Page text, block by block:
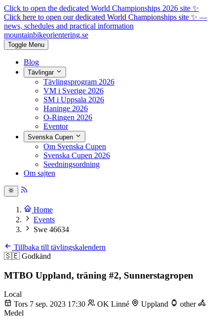
Click to open the dedicated World Championships 2026 site ✨
Click here to open our dedicated World Championships site ✨ —
news, schedules and practical information
mountainbikeorientering.se
Toggle Menu
Blog
Tävlingar
Tävlingsprogram 2026
VM i Sverige 2026
SM i Uppsala 2026
Haninge 2026
O-Ringen 2026
Eventor
Svenska Cupen
Om Svenska Cupen
Svenska Cupen 2026
Seedningsordning
Om sajten
Home
Events
Swe 46634
Tillbaka till tävlingskalendern
🇸🇪 Godkänd
MTBO Uppland, träning #2, Sunnerstagropen
Local
Tors 7 sep. 2023 17:30
OK Linné Uppland
other
Medel